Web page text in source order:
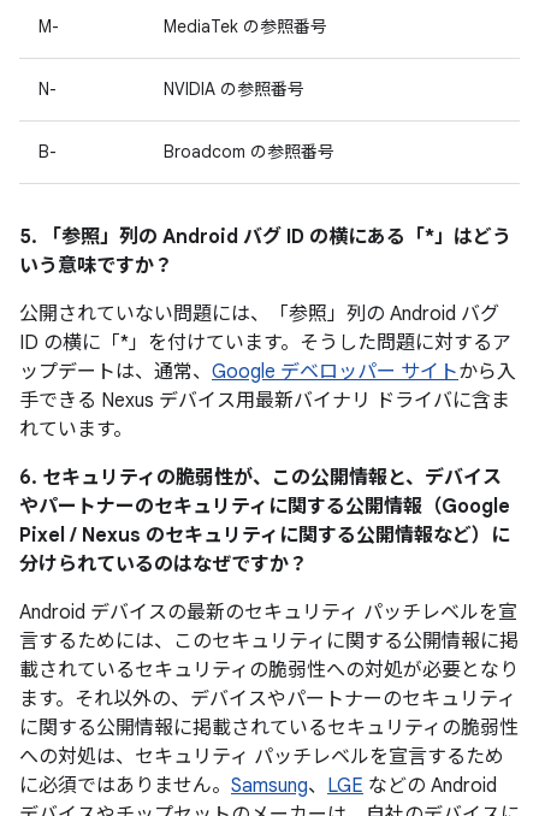
M- MediaTek の参照番号
N- NVIDIA の参照番号
B- Broadcom の参照番号
5. 「参照」 列の Android バグ ID の横にある「*」はどう
いう意味ですか？
公開されていない問題には、「参照」列の Android バグ
ID の横に「*」を付けています。そうした問題に対するア
ップデートは、通常、 Google デベロッパー サイトから入
手できる Nexus デバイス用最新バイナリ ドライバに含ま
れています。
6. セキュリティの脆弱性が、この公開情報と、デバイス
やパートナーのセキュリティに関する公開情報（Google
Pixel / Nexus のセキュリティに関する公開情報など）に
分けられているのはなぜですか？
Android デバイスの最新のセキュリティ パッチレベルを宣
言するためには、このセキュリティに関する公開情報に掲
載されているセキュリティの脆弱性への対処が必要となり
ます。それ以外の、デバイスやパートナーのセキュリティ
に関する公開情報に掲載されているセキュリティの脆弱性
への対処は、セキュリティ パッチレベルを宣言するため
に必須ではありません。 Samsung、 LGE などの Android